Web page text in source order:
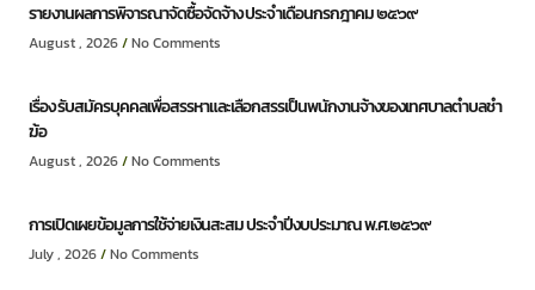
รายงานผลการพิจารณาจัดซื้อจัดจ้าง ประจำเดือนกรกฎาคม ๒๕๖๙
August , 2026 No Comments
เรื่อง รับสมัครบุคคลเพื่อสรรหาและเลือกสรรเป็นพนักงานจ้างของเทศบาลตำบลชำ
ฆ้อ
August , 2026 No Comments
การเปิดเผยข้อมูลการใช้จ่ายเงินสะสม ประจำปีงบประมาณ พ.ศ.๒๕๖๙
July , 2026 No Comments